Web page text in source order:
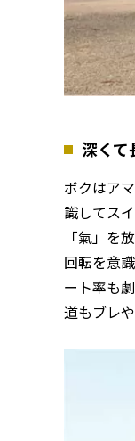
深くて
ボクはア
識してス
「氣」を
回転を意
ート率も
道もブレ